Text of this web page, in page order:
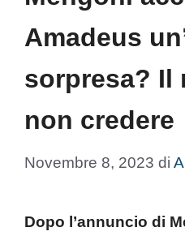
Amadeus
sorpresa? Il
non credere
Novembre 8, 2023 di
Dopo l’annuncio di